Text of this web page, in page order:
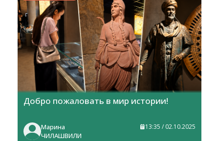
Добро пожаловать в мир истории!
Марина
ЧИЛАШВИЛИ
13:35 / 02.10.2025